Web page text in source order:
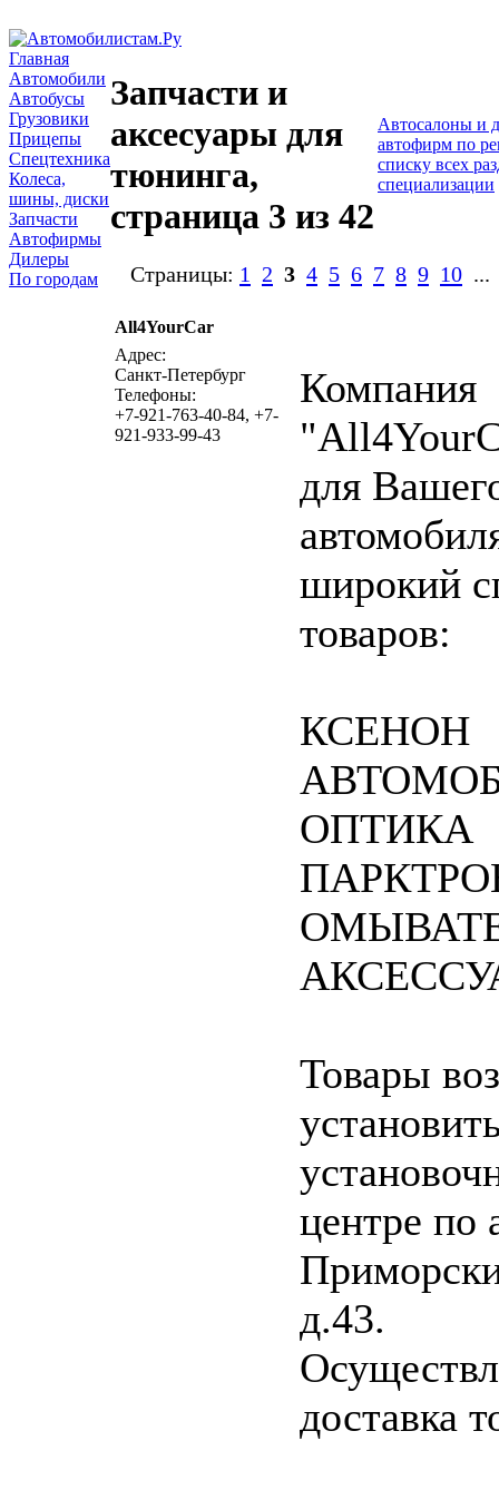
Главная
Автомобили
Автобусы
Грузовики
Прицепы
Спецтехника
Колеса,
шины, диски
Запчасти
Автофирмы
Дилеры
По городам
Запчасти и
аксесуары для
тюнинга,
страница 3 из 42
Автосалоны и
автофирм по
списку всех
специализации
Страницы: 1 2 3 4 5 6 7 8 9 10
All4YourCar
Адрес:
Санкт-Петербург
Телефоны:
+7-921-763-40-84, +7-
921-933-99-43
Компания
для
широкий
товаров:
КСЕНОН
ОПТИКА
Товары
центре по
д.43.
доставка